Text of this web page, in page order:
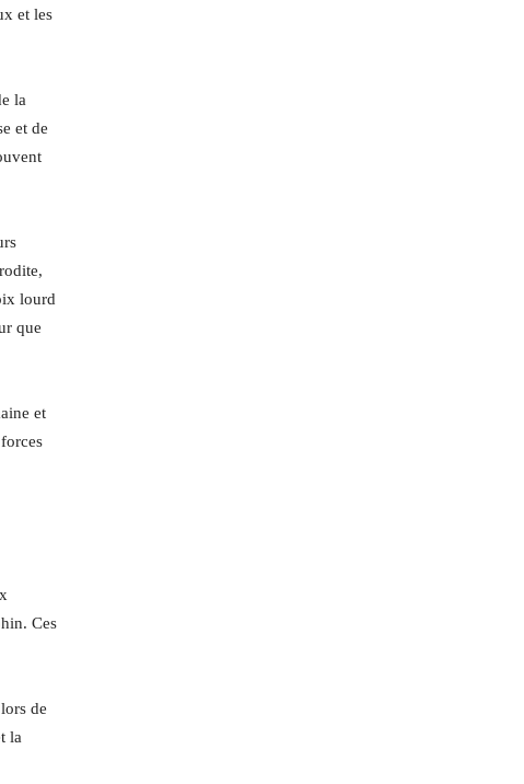
et les
la
et de
lourd
que
et
Ces
de
la